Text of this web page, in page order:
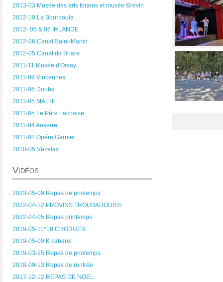
2013-03 Musée des arts forains et musée Grévin
2012-10 La Bourboule
2012- 05 & 06 IRLANDE
2012-06 Canal Saint-Martin
2012-05 Canal de Briare
2011-11 Musée d'Orsay
2011-09 Vincennes
2011-06 Doubs
2011-05 MALTE
2011-05 Le Père Lachaise
2011-04 Auxerre
2011-02 Opéra Garnier
2010-05 Vézelay
Vidéos
2023-05-09 Repas de printemps
2022-04-12 PROVINS TROUBADOURS
2022-04-05 Repas printemps
2019-05-11*18 CHORGES
2019-05-09 K cabaret
2019-03-25 Repas de printemps
2018-09-13 Repas de rentrée
2017-12-12 REPAS DE NOEL